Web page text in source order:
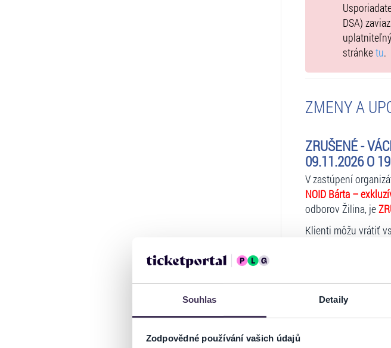
Souhlas Detaily
Zodpovědné používání vašich údajů
DSA)
stránketu.
ZMENY A
ZRUŠENÉ -
09.11.2026 O
V zastúpení
NOID Bárta –
odborov Žilina, je
Klienti môžu vrátiť
Vstupenky uhradené
Ticketportal SK,